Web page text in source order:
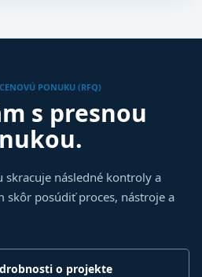
PONUKU (RFQ)
s presnou
následné kontroly a
skôr posúdiť proces, nástroje a
o projekte